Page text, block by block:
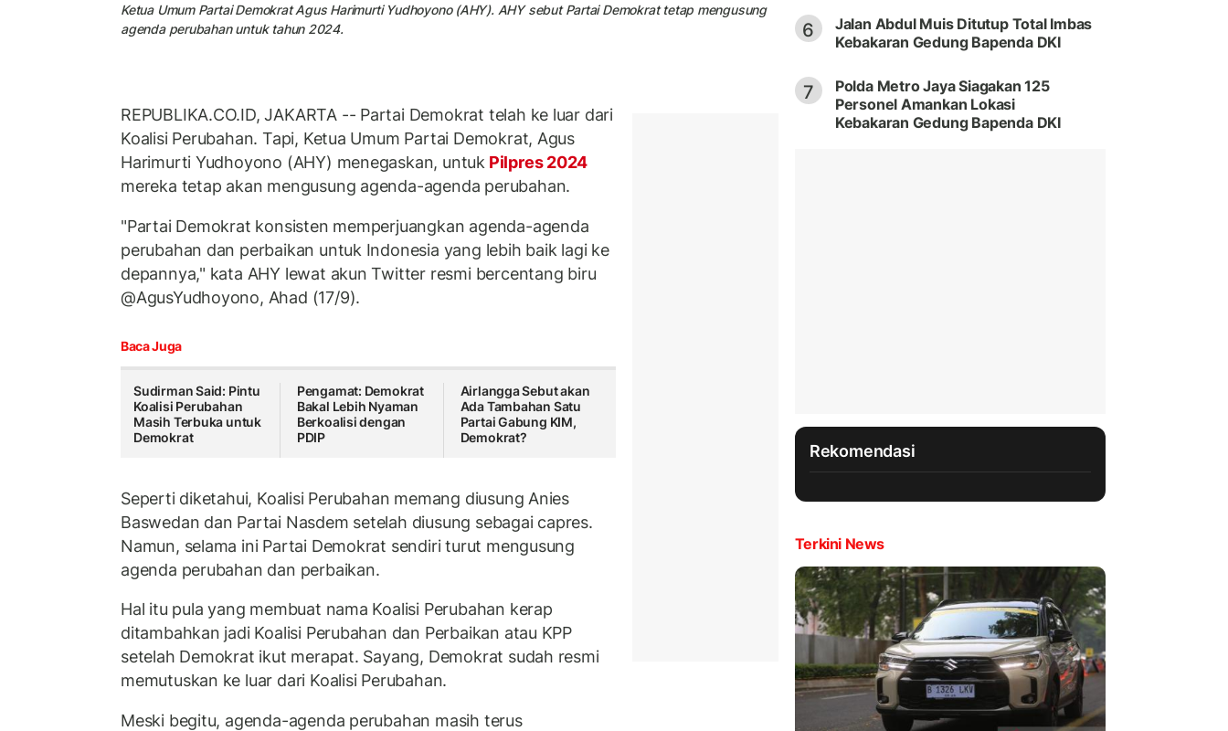
Ketua Umum Partai Demokrat Agus Harimurti Yudhoyono (AHY). AHY sebut Partai Demokrat tetap mengusung
agenda perubahan untuk tahun 2024.
REPUBLIKA.CO.ID, JAKARTA -- Partai Demokrat telah ke luar dari
Koalisi Perubahan. Tapi, Ketua Umum Partai Demokrat, Agus
Harimurti Yudhoyono (AHY) menegaskan, untuk Pilpres 2024
mereka tetap akan mengusung agenda-agenda perubahan.
"Partai Demokrat konsisten memperjuangkan agenda-agenda
perubahan dan perbaikan untuk Indonesia yang lebih baik lagi ke
depannya," kata AHY lewat akun Twitter resmi bercentang biru
@AgusYudhoyono, Ahad (17/9).
Baca Juga
Sudirman Said: Pintu
Koalisi Perubahan
Masih Terbuka untuk
Demokrat
Pengamat: Demokrat
Bakal Lebih Nyaman
Berkoalisi dengan
PDIP
Airlangga Sebut akan
Ada Tambahan Satu
Partai Gabung KIM,
Demokrat?
Seperti diketahui, Koalisi Perubahan memang diusung Anies
Baswedan dan Partai Nasdem setelah diusung sebagai capres.
Namun, selama ini Partai Demokrat sendiri turut mengusung
agenda perubahan dan perbaikan.
Hal itu pula yang membuat nama Koalisi Perubahan kerap
ditambahkan jadi Koalisi Perubahan dan Perbaikan atau KPP
setelah Demokrat ikut merapat. Sayang, Demokrat sudah resmi
memutuskan ke luar dari Koalisi Perubahan.
Meski begitu, agenda-agenda perubahan masih terus
6
Jalan Abdul Muis Ditutup Total Imbas
Kebakaran Gedung Bapenda DKI
7
Polda Metro Jaya Siagakan 125
Personel Amankan Lokasi
Kebakaran Gedung Bapenda DKI
Rekomendasi
Terkini News